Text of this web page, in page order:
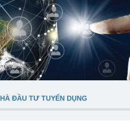
ĐẦU TƯ TUYỂN DỤNG